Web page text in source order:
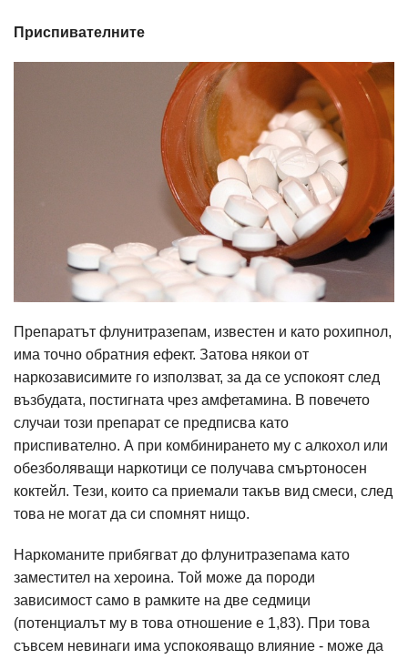
Приспивателните
Препаратът флунитразепам, известен и като рохипнол,
има точно обратния ефект. Затова някои от
наркозависимите го използват, за да се успокоят след
възбудата, постигната чрез амфетамина. В повечето
случаи този препарат се предписва като
приспивателно. А при комбинирането му с алкохол или
обезболяващи наркотици се получава смъртоносен
коктейл. Тези, които са приемали такъв вид смеси, след
това не могат да си спомнят нищо.
Наркоманите прибягват до флунитразепама като
заместител на хероина. Той може да породи
зависимост само в рамките на две седмици
(потенциалът му в това отношение е 1,83). При това
съвсем невинаги има успокояващо влияние - може да